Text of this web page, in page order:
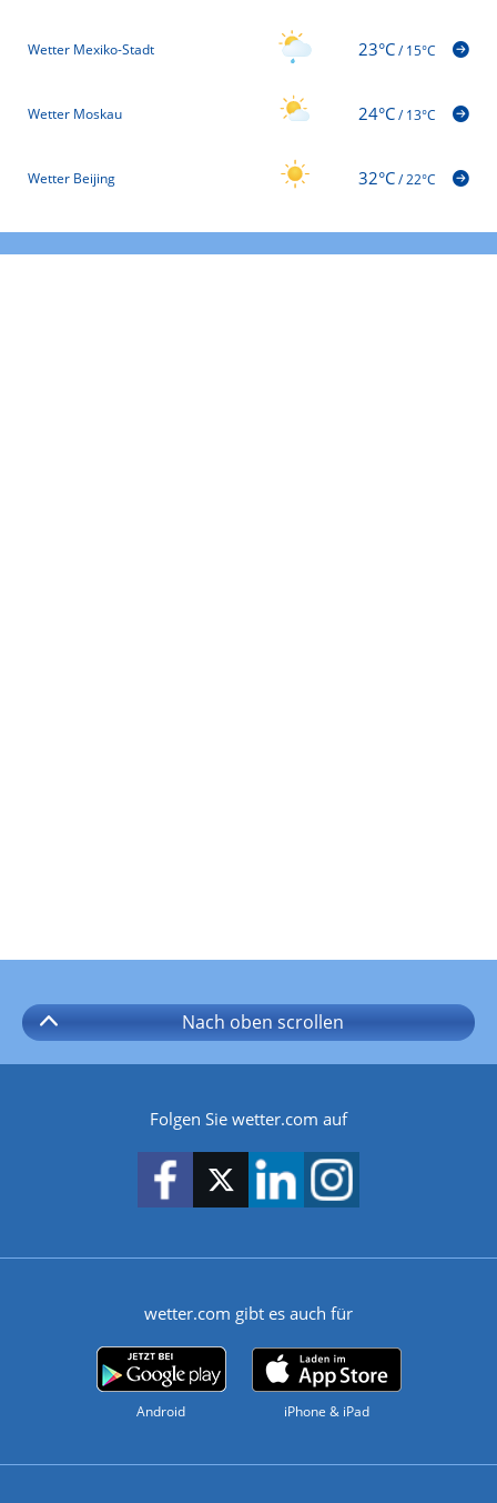
Wetter Mexiko-Stadt 23°C/15°C
Wetter Moskau 24°C/13°C
Wetter Beijing 32°C/22°C
Nach oben scrollen
Folgen Sie wetter.com auf
wetter.com gibt es auch für
Android iPhone & iPad